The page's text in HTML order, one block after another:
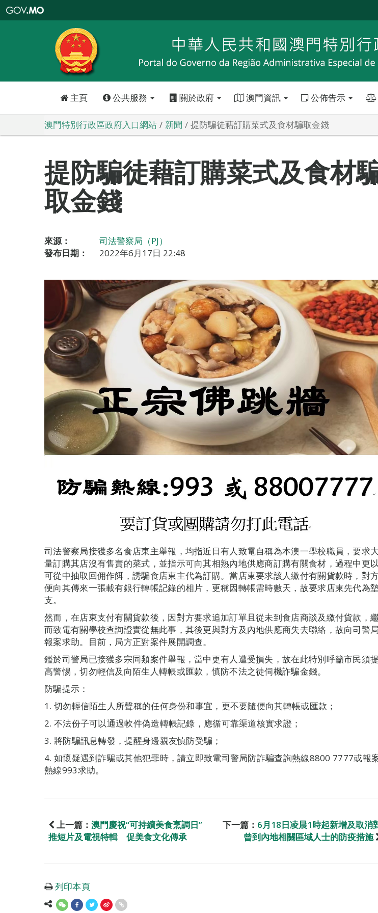
特
政
區
政
口
主頁 公共服務 關於政府 澳門資訊 公佈告示
澳門特別行政區政府入口網站 新聞 提防騙徒藉訂購菜式及食材騙取金錢
提防騙徒藉訂購菜式及食材
取金錢
來源：
司法警察局（PJ）
發布日期：
2022年6月17日 22:48
司法警察局接獲多名食店東主舉報，均指近日有人致電自稱為本澳一學校職員，要求大
量訂購其店沒有售賣的菜式，並指示可向其相熟內地供應商訂購有關食材，過程中更以
可從中抽取回佣作餌，誘騙食店東主代為訂購。當店東要求該人繳付有關貨款時，對
便向其傳來一張載有銀行轉帳記錄的相片，更稱因轉帳需時數天，故要求店東先代為
支。
然而，在店東支付有關貨款後，因對方要求追加訂單且從未到食店商談及繳付貨款，繼
而致電有關學校查詢證實從無此事，其後更與對方及內地供應商失去聯絡，故向司警局
報案求助。目前，局方正對案件展開調查。
鑑於司警局已接獲多宗同類案件舉報，當中更有人遭受損失，故在此特別呼籲市民須提
高警惕，切勿輕信及向陌生人轉帳或匯款，慎防不法之徒伺機詐騙金錢。
防騙提示：
1. 切勿輕信陌生人所聲稱的任何身份和事宜，更不要隨便向其轉帳或匯款；
2. 不法份子可以通過軟件偽造轉帳記錄，應循可靠渠道核實求證；
3. 將防騙訊息轉發，提醒身邊親友慎防受騙；
4. 如懷疑遇到詐騙或其他犯罪時，請立即致電司警局防詐騙查詢熱線8800 7777或報
熱線993求助。
上一篇： 澳門慶祝“可持續美食烹調日”
推短片及電視特輯 促美食文化傳承
下一篇： 6月18日凌晨1時起新增及取消
曾到內地相關區域人士的防疫措施
列印本頁